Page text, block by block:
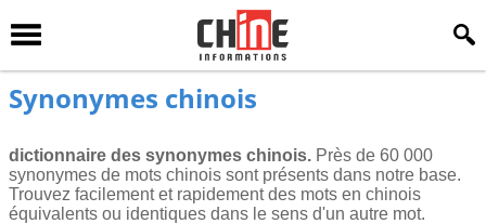
Synonymes chinois
dictionnaire des synonymes chinois. Près de 60 000
synonymes de mots chinois sont présents dans notre base.
Trouvez facilement et rapidement des mots en chinois
équivalents ou identiques dans le sens d'un autre mot.